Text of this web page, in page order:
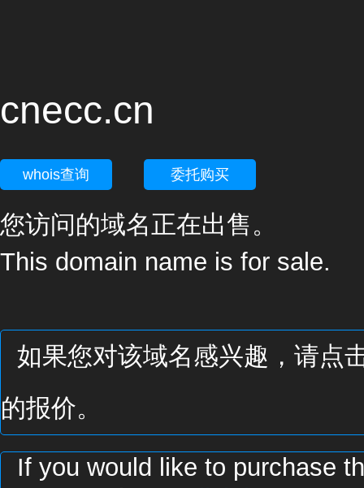
cnecc.cn
whois查询 委托购买
您访问的域名正在出售。
This domain name is for sale.
如果您对该域名感兴趣，请点
的报价。
If you would like to purchase